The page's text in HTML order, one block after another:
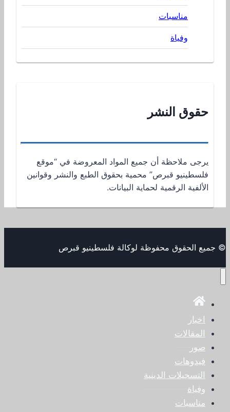
مناسبات
وفياة
حقوق النشر
يرجى ملاحظة أن جميع المواد المعروضة في “موقع
فلسطينيو قبرص” محمية بحقوق الطبع والنشر وقوانين
الألفية الرقمية لحماية البيانات.
© جميع الحقوق محفوظة لوكالة فلسطينيو قبرص
اخبار
المقالات
صور
فيدوهات
التسجيلات الدينية
وفياة
مناسبات